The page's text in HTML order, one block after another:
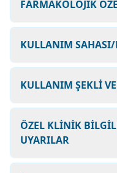
FARMAKOLOJİK
KULLANIM
KULLANIM ŞEKLİ
ÖZEL KLİNİK
UYARILAR